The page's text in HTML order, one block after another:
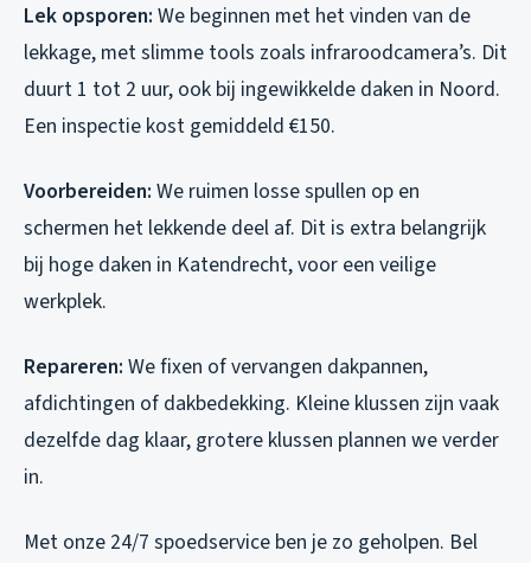
Lek opsporen: We beginnen met het vinden van de
lekkage, met slimme tools zoals infraroodcamera’s. Dit
duurt 1 tot 2 uur, ook bij ingewikkelde daken in Noord.
Een inspectie kost gemiddeld €150.
Voorbereiden: We ruimen losse spullen op en
schermen het lekkende deel af. Dit is extra belangrijk
bij hoge daken in Katendrecht, voor een veilige
werkplek.
Repareren: We fixen of vervangen dakpannen,
afdichtingen of dakbedekking. Kleine klussen zijn vaak
dezelfde dag klaar, grotere klussen plannen we verder
in.
Met onze 24/7 spoedservice ben je zo geholpen. Bel